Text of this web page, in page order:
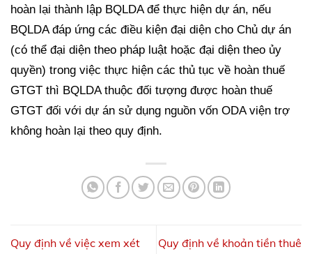
hoàn lại thành lập BQLDA để thực hiện dự án, nếu
BQLDA đáp ứng các điều kiện đại diện cho Chủ dự án
(có thể đại diện theo pháp luật hoặc đại diện theo ủy
quyền) trong việc thực hiện các thủ tục về hoàn thuế
GTGT thì BQLDA thuộc đối tượng được hoàn thuế
GTGT đối với dự án sử dụng nguồn vốn ODA viện trợ
không hoàn lại theo quy định.
Quy định về việc xem xét Quy định về khoản tiền thuê